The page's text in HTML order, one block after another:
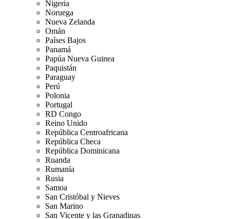
Nigeria
Noruega
Nueva Zelanda
Omán
Países Bajos
Panamá
Papúa Nueva Guinea
Paquistán
Paraguay
Perú
Polonia
Portugal
RD Congo
Reino Unido
República Centroafricana
República Checa
República Dominicana
Ruanda
Rumanía
Rusia
Samoa
San Cristóbal y Nieves
San Marino
San Vicente y las Granadinas